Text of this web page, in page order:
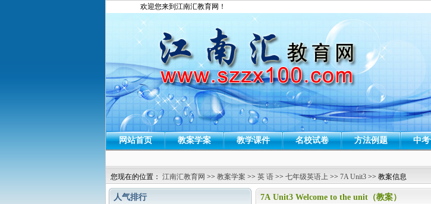
欢迎您来到江南汇教育网！
网站首页 教案学案 教学课件 名校试卷 方法例题 中
您现在的位置： 江南汇教育网 >> 教案学案 >> 英 语 >> 七年级英语上 >> 7A Unit3 >> 教案信息
人气排行 7A Unit3 Welcome to the unit（教案）